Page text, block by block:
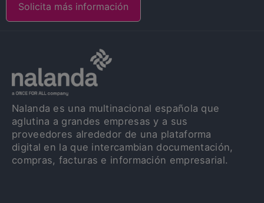
Solicita más información
Nalanda es una multinacional española que
aglutina a grandes empresas y a sus
proveedores alrededor de una plataforma
digital en la que intercambian documentación,
compras, facturas e información empresarial.